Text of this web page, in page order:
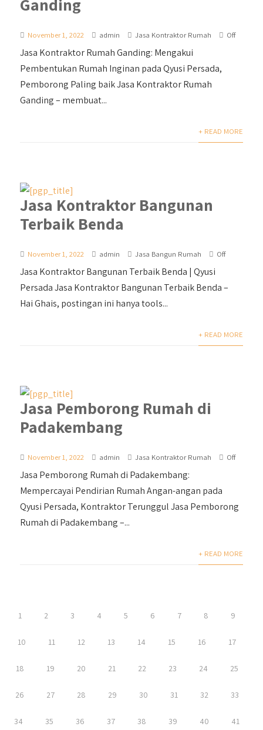
Ganding
November 1, 2022 admin Jasa Kontraktor Rumah Off
Jasa Kontraktor Rumah Ganding: Mengakui
Pembentukan Rumah Inginan pada Qyusi Persada,
Pemborong Paling baik Jasa Kontraktor Rumah
Ganding – membuat...
+ READ MORE
Jasa Kontraktor Bangunan
Terbaik Benda
November 1, 2022 admin Jasa Bangun Rumah Off
Jasa Kontraktor Bangunan Terbaik Benda | Qyusi
Persada Jasa Kontraktor Bangunan Terbaik Benda –
Hai Ghais, postingan ini hanya tools...
+ READ MORE
Jasa Pemborong Rumah di
Padakembang
November 1, 2022 admin Jasa Kontraktor Rumah Off
Jasa Pemborong Rumah di Padakembang:
Mempercayai Pendirian Rumah Angan-angan pada
Qyusi Persada, Kontraktor Terunggul Jasa Pemborong
Rumah di Padakembang –...
+ READ MORE
1 2 3 4 5 6 7 8 9
10 11 12 13 14 15 16 17
18 19 20 21 22 23 24 25
26 27 28 29 30 31 32 33
34 35 36 37 38 39 40 41